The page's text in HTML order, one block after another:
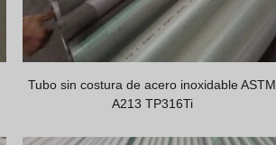
Tubo sin costura de acero inoxidable ASTM
A213 TP316Ti